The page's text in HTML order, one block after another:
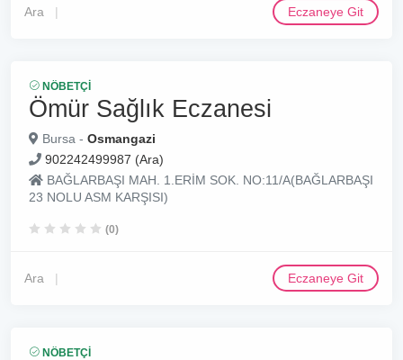
Ara Eczaneye Git
NÖBETÇI
Ömür Sağlık Eczanesi
Bursa - Osmangazi
902242499987 (Ara)
BAĞLARBAŞI MAH. 1.ERİM SOK. NO:11/A(BAĞLARBAŞI
23 NOLU ASM KARŞISI)
(0)
Ara Eczaneye Git
NÖBETÇI